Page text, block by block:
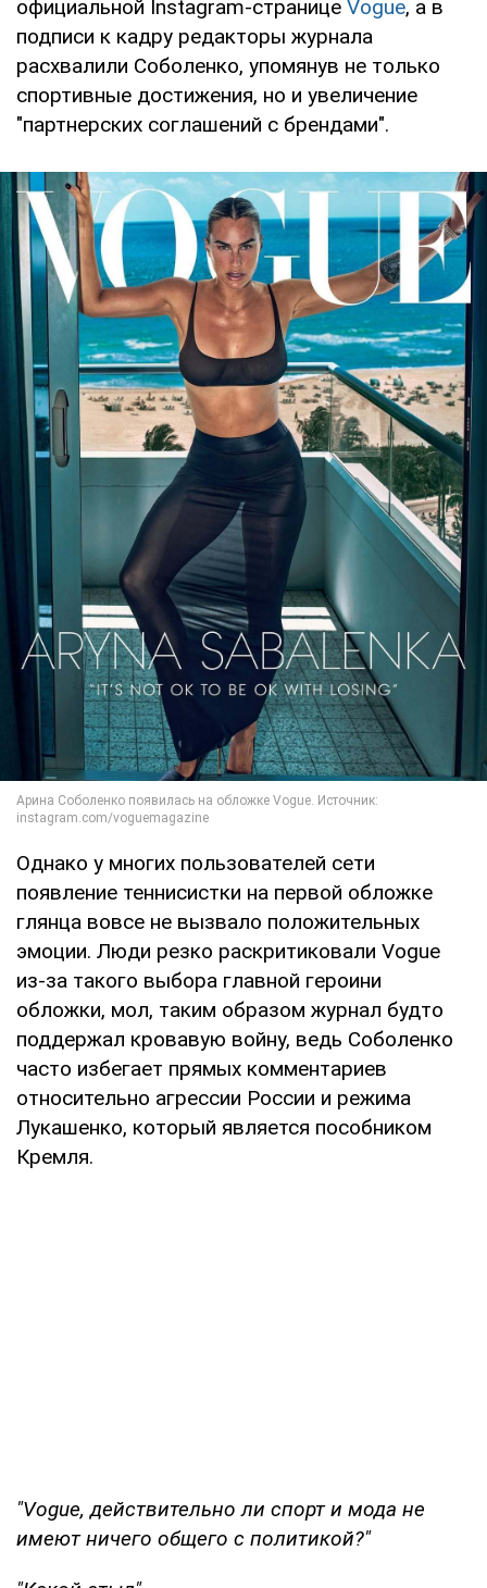
официальной Instagram-странице Vogue, а в
подписи к кадру редакторы журнала
расхвалили Соболенко, упомянув не только
спортивные достижения, но и увеличение
"партнерских соглашений с брендами".
Однако у многих пользователей сети
появление теннисистки на первой обложке
глянца вовсе не вызвало положительных
эмоции. Люди резко раскритиковали Vogue
из-за такого выбора главной героини
обложки, мол, таким образом журнал будто
поддержал кровавую войну, ведь Соболенко
часто избегает прямых комментариев
относительно агрессии России и режима
Лукашенко, который является пособником
Кремля.
"Vogue, действительно ли спорт и мода не
имеют ничего общего с политикой?"